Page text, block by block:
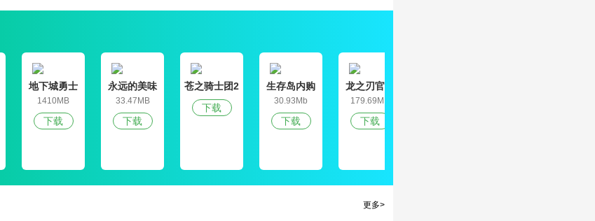
的武器，并不断砍杀
法非常的自由，挑战更多层的封魔塔能够获得更加丰厚经验奖励，多样性的玩法非常的自由，挑战更多
;
地下城勇士
官网版
1410MB
下载
永远的美味
星球4破解版
33.47MB
下载
苍之骑士团2
下载
生存岛内购
破解版
30.93Mb
下载
龙之刃官网
版
179.69MB
下载
更多>